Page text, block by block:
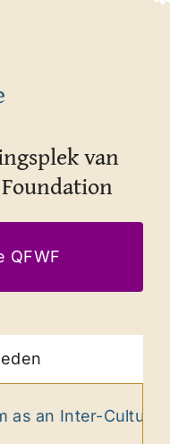
van
QFWF
an Inter-Cultural